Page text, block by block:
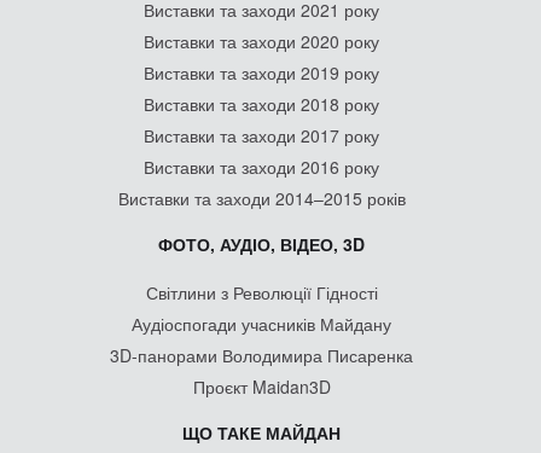
Виставки та заходи 2021 року
Виставки та заходи 2020 року
Виставки та заходи 2019 року
Виставки та заходи 2018 року
Виставки та заходи 2017 року
Виставки та заходи 2016 року
Виставки та заходи 2014–2015 років
ФОТО, АУДІО, ВІДЕО, 3D
Світлини з Революції Гідності
Аудіоспогади учасників Майдану
3D-панорами Володимира Писаренка
Проєкт Maidan3D
ЩО ТАКЕ МАЙДАН